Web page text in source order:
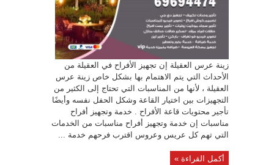
زينة عرس العقيلة إن تجهيز الأفراح في العقيلة من
الأحداث التي يتم الاهتمام بها بشكل خاص زينة عرس
العقيلة ، لأنها من المناسبات التي تحتاج إلى الكثير من
التجهيزات بين اختيار القاعة وشكل الحفل نفسه وأيضًا
تأجير محتويات قاعة الأفراح . خدمة وتجهيز أفراح
مناسبات إن خدمة وتجهيز أفراح مناسبات من الخدمات
التي تهم كل عريس وعروس اقترب فرحهم خدمة ...
أكمل القراءة »